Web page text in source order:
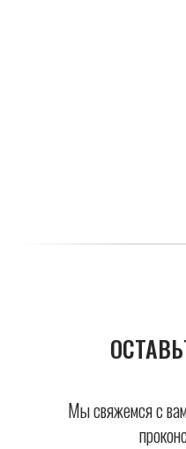
Мы свяжемся с